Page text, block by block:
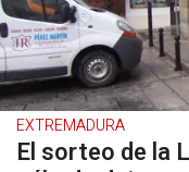
EXTREMADURA
El sorteo de la